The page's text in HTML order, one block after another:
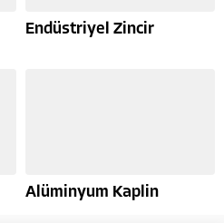
Endüstriyel Zincir
Alüminyum Kaplin